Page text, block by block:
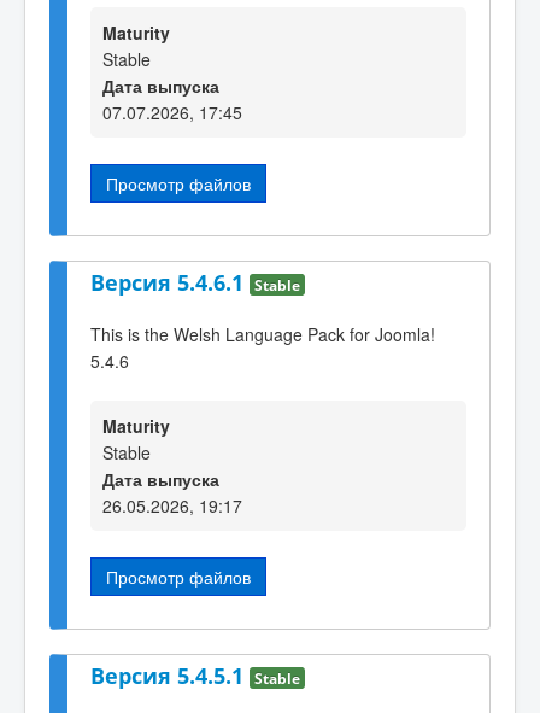
Maturity
Stable
Дата выпуска
07.07.2026, 17:45
Просмотр файлов
Версия 5.4.6.1 Stable
This is the Welsh Language Pack for Joomla!
5.4.6
Maturity
Stable
Дата выпуска
26.05.2026, 19:17
Просмотр файлов
Версия 5.4.5.1 Stable